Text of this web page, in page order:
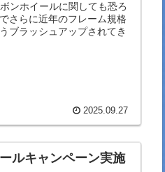
ンホイールに関しても恐ろ
さらに近年のフレーム規格
ブラッシュアップされてき
2025.09.27
ルキャンペーン実施